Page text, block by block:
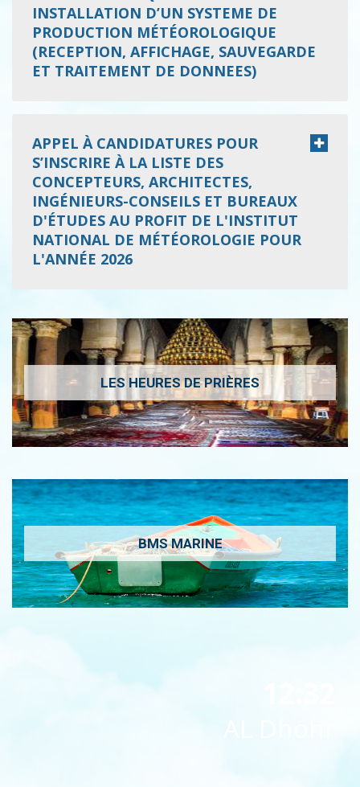
INSTALLATION D’UN SYSTEME DE
PRODUCTION MÉTÉOROLOGIQUE
(RECEPTION, AFFICHAGE, SAUVEGARDE
ET TRAITEMENT DE DONNEES)
APPEL À CANDIDATURES POUR
S’INSCRIRE À LA LISTE DES
CONCEPTEURS, ARCHITECTES,
INGÉNIEURS-CONSEILS ET BUREAUX
D'ÉTUDES AU PROFIT DE L'INSTITUT
NATIONAL DE MÉTÉOROLOGIE POUR
L'ANNÉE 2026
LES HEURES DE PRIÈRES
BMS MARINE